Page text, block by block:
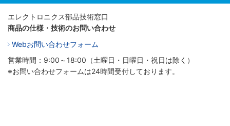
エレクトロニクス部品技術窓口
商品の仕様・技術のお問い合わせ
Webお問い合わせフォーム
営業時間：9:00～18:00（土曜日・日曜日・祝日は除く）
※お問い合わせフォームは24時間受付しております。